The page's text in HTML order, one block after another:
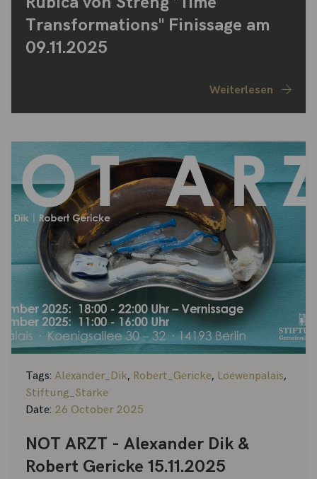
Transformations" Finissage am
09.11.2025
Weiterlesen
Tags: Alexander_Dik, Robert_Gericke, Loewenpalais,
Stiftung_Starke
Date: 26 October 2025
NOT ARZT - Alexander Dik &
Robert Gericke 15.11.2025